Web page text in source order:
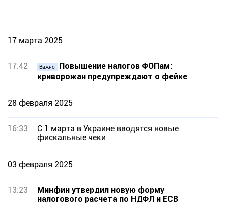
17 марта 2025
17:42 Важно
Повышение налогов ФОПам:
криворожан предупреждают о фейке
28 февраля 2025
16:33
С 1 марта в Украине вводятся новые
фискальные чеки
03 февраля 2025
13:23
Минфин утвердил новую форму
налогового расчета по НДФЛ и ЕСВ